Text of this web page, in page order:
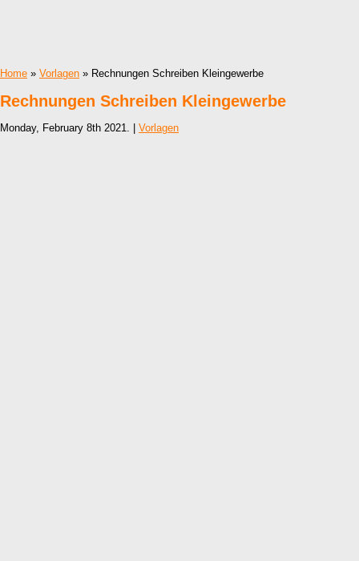
Home » Vorlagen » Rechnungen Schreiben Kleingewerbe
Rechnungen Schreiben Kleingewerbe
Monday, February 8th 2021. | Vorlagen